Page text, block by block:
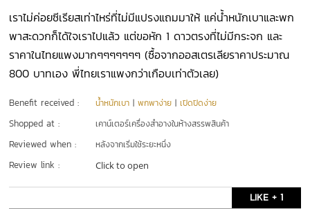
เราไม่ค่อยซีเรียสเท่าไหร่ที่ไม่มีแปรงแถมมาให้ แค่น้ำหนักเบาและพก
พาสะดวกก็ได้ใจเราไปแล้ว แต่ขอหัก 1 ดาวตรงที่ไม่มีกระจก และ
ราคาในไทยแพงมากๆๆๆๆๆๆๆ (ซื้อจากออสเตรเลียราคาประมาณ
800 บาทเอง พี่ไทยเราแพงกว่าเกือบเท่าตัวเลย)
Benefit received : น้ำหนักเบา |พกพาง่าย |เปิดปิดง่าย
Shopped at : เคาน์เตอร์เครื่องสำอางในห้างสรรพสินค้า
Reviewed when : หลังจากเริ่มใช้ระยะหนึ่ง
Review link : Click to open
LIKE + 1